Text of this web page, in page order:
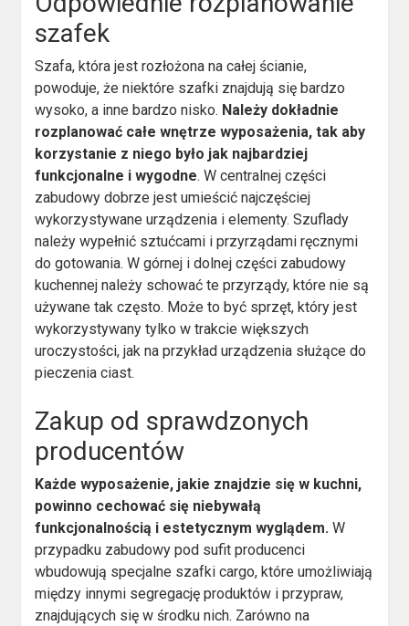
szafek
Szafa, która jest rozłożona na całej ścianie,
powoduje, że niektóre szafki znajdują się bardzo
wysoko, a inne bardzo nisko. Należy dokładnie
rozplanować całe wnętrze wyposażenia, tak aby
korzystanie z niego było jak najbardziej
funkcjonalne i wygodne. W centralnej części
zabudowy dobrze jest umieścić najczęściej
wykorzystywane urządzenia i elementy. Szuflady
należy wypełnić sztućcami i przyrządami ręcznymi
do gotowania. W górnej i dolnej części zabudowy
kuchennej należy schować te przyrządy, które nie są
używane tak często. Może to być sprzęt, który jest
wykorzystywany tylko w trakcie większych
uroczystości, jak na przykład urządzenia służące do
pieczenia ciast.
Zakup od sprawdzonych
producentów
Każde wyposażenie, jakie znajdzie się w kuchni,
powinno cechować się niebywałą
funkcjonalnością i estetycznym wyglądem. W
przypadku zabudowy pod sufit producenci
wbudowują specjalne szafki cargo, które umożliwiają
między innymi segregację produktów i przypraw,
znajdujących się w środku nich. Zarówno na